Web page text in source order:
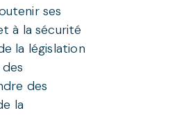
ses
à la sécurité
la législation
des
la